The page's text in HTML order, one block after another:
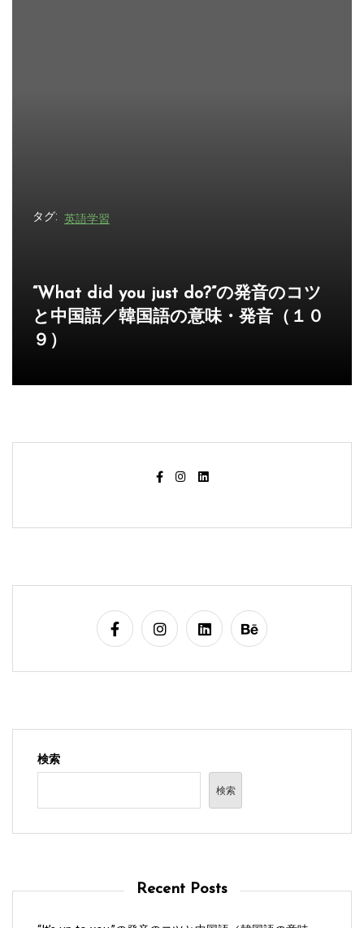
タグ: 英語学習
“What did you just do?”の発音のコツ
と中国語／韓国語の意味・発音（１０
９）
検索
検索
Recent Posts